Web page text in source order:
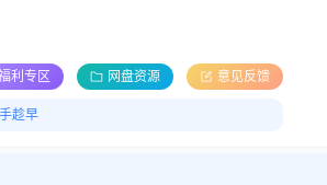
利专区 网盘资源 意见反馈
趁早